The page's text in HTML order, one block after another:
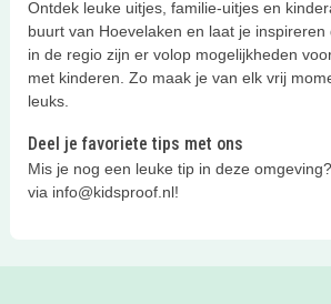
Ontdek leuke uitjes, familie-uitjes en
buurt van Hoevelaken en laat je
in de regio zijn er volop mogelijkheden
met kinderen. Zo maak je van elk vrij
leuks.
Deel je favoriete tips met ons
Mis je nog een leuke tip in deze
via info@kidsproof.nl!